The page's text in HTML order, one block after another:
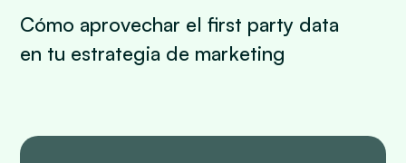
Cómo aprovechar el first party data
en tu estrategia de marketing